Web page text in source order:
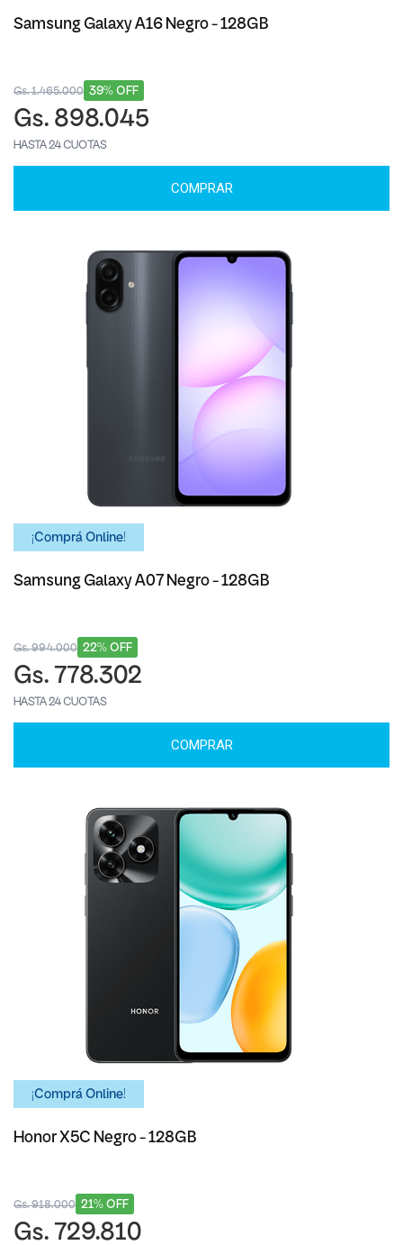
Samsung Galaxy A16 Negro - 128GB
39% OFF
Gs. 1.465.000
Gs. 898.045
HASTA 24 CUOTAS
COMPRAR
¡Comprá Online!
Samsung Galaxy A07 Negro - 128GB
22% OFF
Gs. 994.000
Gs. 778.302
HASTA 24 CUOTAS
COMPRAR
¡Comprá Online!
Honor X5C Negro - 128GB
21% OFF
Gs. 918.000
Gs. 729.810